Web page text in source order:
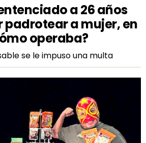
a 26 años
padrotear a mujer, en
operaba?
se le impuso una multa